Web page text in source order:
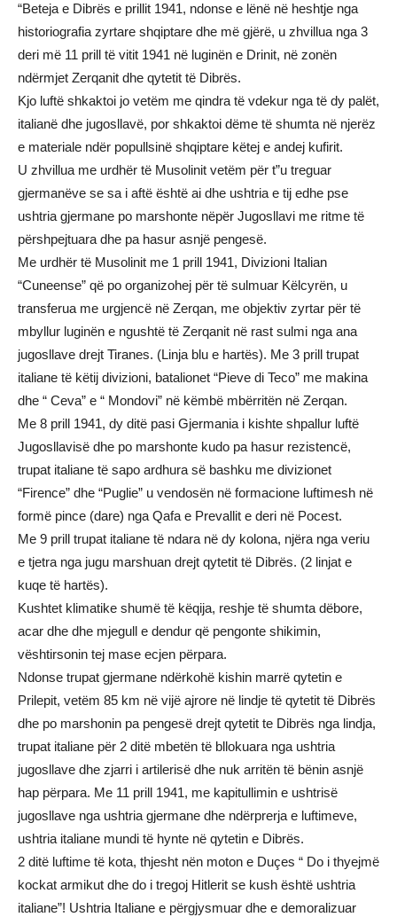
“Beteja e Dibrës e prillit 1941, ndonse e lënë në heshtje nga
historiografia zyrtare shqiptare dhe më gjërë, u zhvillua nga 3
deri më 11 prill të vitit 1941 në luginën e Drinit, në zonën
ndërmjet Zerqanit dhe qytetit të Dibrës.
Kjo luftë shkaktoi jo vetëm me qindra të vdekur nga të dy palët,
italianë dhe jugosllavë, por shkaktoi dëme të shumta në njerëz
e materiale ndër popullsinë shqiptare këtej e andej kufirit.
U zhvillua me urdhër të Musolinit vetëm për t”u treguar
gjermanëve se sa i aftë është ai dhe ushtria e tij edhe pse
ushtria gjermane po marshonte nëpër Jugosllavi me ritme të
përshpejtuara dhe pa hasur asnjë pengesë.
Me urdhër të Musolinit me 1 prill 1941, Divizioni Italian
“Cuneense” që po organizohej për të sulmuar Këlcyrën, u
transferua me urgjencë në Zerqan, me objektiv zyrtar për të
mbyllur luginën e ngushtë të Zerqanit në rast sulmi nga ana
jugosllave drejt Tiranes. (Linja blu e hartës). Me 3 prill trupat
italiane të këtij divizioni, batalionet “Pieve di Teco” me makina
dhe “ Ceva” e “ Mondovi” në këmbë mbërritën në Zerqan.
Me 8 prill 1941, dy ditë pasi Gjermania i kishte shpallur luftë
Jugosllavisë dhe po marshonte kudo pa hasur rezistencë,
trupat italiane të sapo ardhura së bashku me divizionet
“Firence” dhe “Puglie” u vendosën në formacione luftimesh në
formë pince (dare) nga Qafa e Prevallit e deri në Pocest.
Me 9 prill trupat italiane të ndara në dy kolona, njëra nga veriu
e tjetra nga jugu marshuan drejt qytetit të Dibrës. (2 linjat e
kuqe të hartës).
Kushtet klimatike shumë të këqija, reshje të shumta dëbore,
acar dhe dhe mjegull e dendur që pengonte shikimin,
vështirsonin tej mase ecjen përpara.
Ndonse trupat gjermane ndërkohë kishin marrë qytetin e
Prilepit, vetëm 85 km në vijë ajrore në lindje të qytetit të Dibrës
dhe po marshonin pa pengesë drejt qytetit te Dibrës nga lindja,
trupat italiane për 2 ditë mbetën të bllokuara nga ushtria
jugosllave dhe zjarri i artilerisë dhe nuk arritën të bënin asnjë
hap përpara. Me 11 prill 1941, me kapitullimin e ushtrisë
jugosllave nga ushtria gjermane dhe ndërprerja e luftimeve,
ushtria italiane mundi të hynte në qytetin e Dibrës.
2 ditë luftime të kota, thjesht nën moton e Duçes “ Do i thyejmë
kockat armikut dhe do i tregoj Hitlerit se kush është ushtria
italiane”! Ushtria Italiane e përgjysmuar dhe e demoralizuar